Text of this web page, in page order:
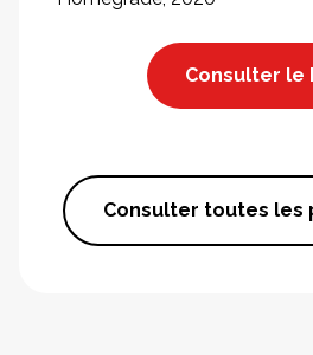
Consulter le
Consulter toutes les